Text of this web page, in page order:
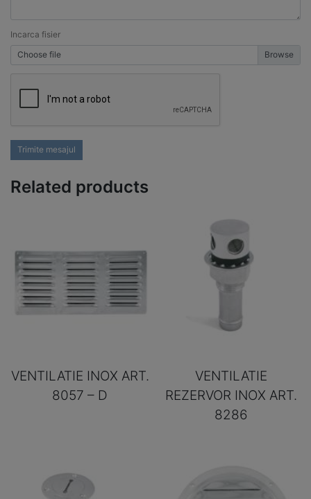
Incarca fisier
Choose file
Trimite mesajul
Related products
VENTILATIE INOX ART.
8057 – D
VENTILATIE
REZERVOR INOX ART.
8286